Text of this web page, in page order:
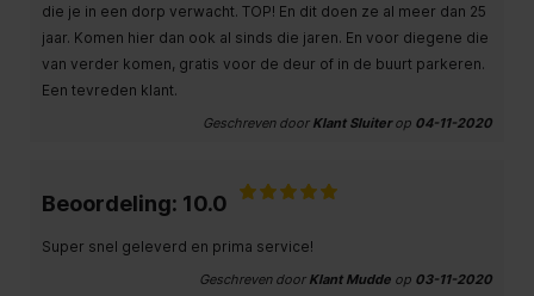
die je in een dorp verwacht. TOP! En dit doen ze al meer dan 25
jaar. Komen hier dan ook al sinds die jaren. En voor diegene die
van verder komen, gratis voor de deur of in de buurt parkeren.
Een tevreden klant.
Geschreven door Klant Sluiterop 04-11-2020
Beoordeling: 10.0
Super snel geleverd en prima service!
Geschreven door Klant Mudde op 03-11-2020